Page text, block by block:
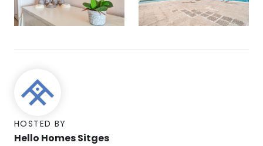
HOSTED BY
Hello Homes Sitges